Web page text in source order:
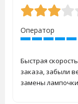
Оператор
Быстрая
заказа, забыли
замены